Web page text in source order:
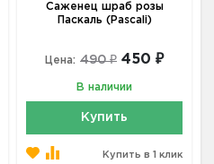
Саженец шраб розы
Паскаль (Pascali)
Цена: 490 ₽ 450 ₽
В наличии
Купить
Купить в 1 клик